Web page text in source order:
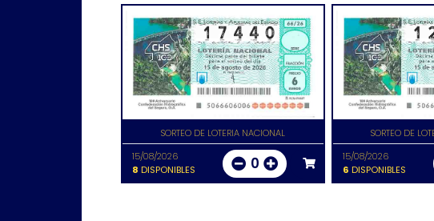
SORTEO DE LOTERIA NACIONAL
15/08/2026
8 DISPONIBLES 0
SORTEO DE
15/08/2026
6 DISPONIBLES